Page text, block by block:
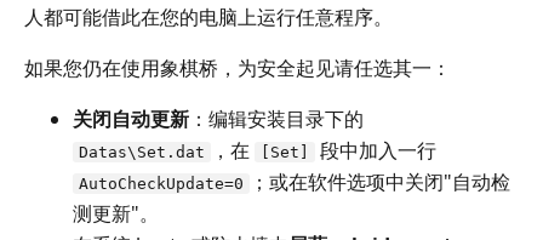
人都可能借此在您的电脑上运行任意程序。
如果您仍在使用象棋桥，为安全起见请任选其一：
关闭自动更新 ：编辑安装目录下的
Datas\Set.dat ，在 [Set] 段中加入一行
AutoCheckUpdate=0
；或在软件选项中关闭"自动检
测更新"。